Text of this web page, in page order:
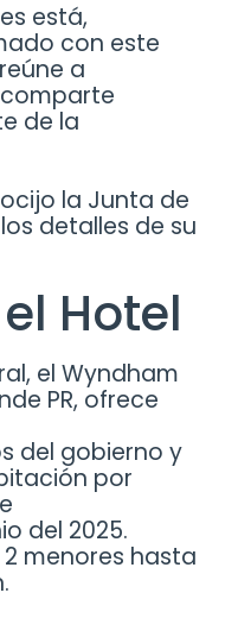
está,
con este
a
de la
la Junta de
detalles de su
Hotel
el Wyndham
PR, ofrece
del gobierno y
por
del 2025.
menores hasta